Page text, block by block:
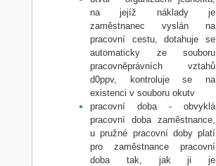
na jejíž náklady je
zaměstnanec vyslán na
pracovní cestu, dotahuje se
automaticky ze souboru
pracovněprávních vztahů
d0ppv, kontroluje se na
existenci v souboru okutv
pracovní doba - obvyklá
pracovní doba zaměstnance,
u pružné pracovní doby platí
pro zaměstnance pracovní
doba tak, jak ji je